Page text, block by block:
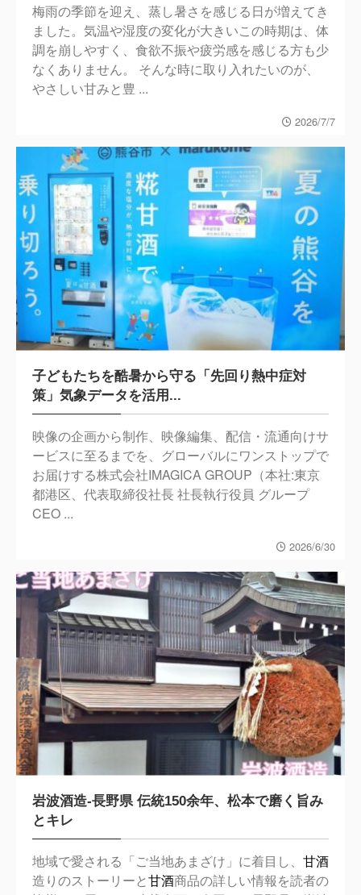
梅雨の季節を迎え、蒸し暑さを感じる日が増えてき
ました。気温や湿度の変化が大きいこの時期は、体
調を崩しやすく、食欲不振や疲労感を感じる方も少
なくありません。 そんな時に取り入れたいのが、
やさしい甘みと豊 ...
2026/7/7
子どもたちを酷暑から守る「先回り熱中症対
策」気象データを活用...
映像の企画から制作、映像編集、配信・流通向けサ
ービスに至るまでを、グローバルにワンストップで
お届けする株式会社IMAGICA GROUP（本社:東京
都港区、代表取締役社長 社長執行役員 グループ
CEO ...
2026/6/30
岩波酒造-長野県 伝統150余年、松本で磨く旨み
とキレ
地域で愛される「ご当地あまざけ」に着目し、 甘酒
造りのストーリーと甘酒商品の詳しい情報を読者の